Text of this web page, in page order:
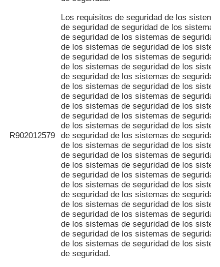
R902012579
Los requisitos de seguridad de los
de seguridad de seguridad de los sistemas
de seguridad de los sistemas de seguridad
de los sistemas de seguridad de los
de seguridad de los sistemas de seguridad
de los sistemas de seguridad de los
de seguridad de los sistemas de seguridad
de los sistemas de seguridad de los
de seguridad de los sistemas de seguridad
de los sistemas de seguridad de los
de seguridad de los sistemas de seguridad
de los sistemas de seguridad de los
de seguridad de los sistemas de seguridad
de los sistemas de seguridad de los
de seguridad de los sistemas de seguridad
de los sistemas de seguridad de los
de seguridad de los sistemas de seguridad
de los sistemas de seguridad de los
de seguridad de los sistemas de seguridad
de los sistemas de seguridad de los
de seguridad de los sistemas de seguridad
de los sistemas de seguridad de los
de seguridad de los sistemas de seguridad
de los sistemas de seguridad de los
de seguridad.